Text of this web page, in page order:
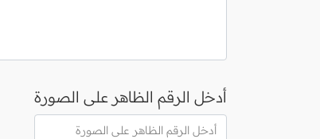
أدخل الرقم الظاهر على الصورة